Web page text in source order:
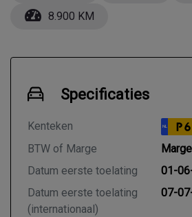
8.900 KM
Specificaties
Kenteken NL
BTW of Marge
Marge
Datum eerste toelating
01-
Datum eerste toelating
(internationaal)
07-